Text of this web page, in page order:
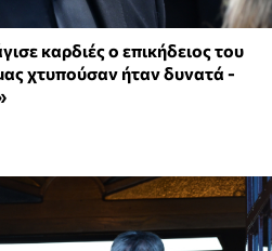
καρδιές ο επικήδειος του
χτυπούσαν ήταν δυνατά -